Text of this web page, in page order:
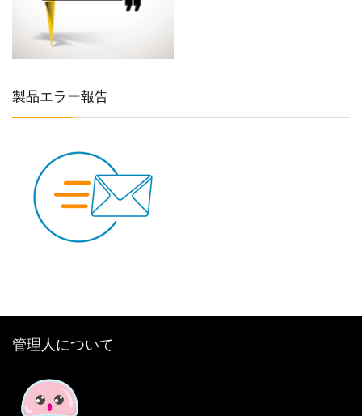
製品エラー報告
管理人について